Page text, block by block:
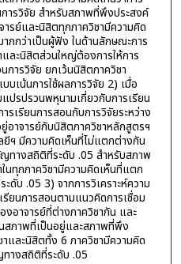
ารวิจัย สำหรับสภาพที่พึงประสงค์
รย์และนิสิตทุกภาควิชามีความคิด
กกว่าเป็นผู้ฟัง ในด้านลักษณะการ
และนิสิตส่วนใหญ่ต้องการให้การ
การวิจัย ยกเว้นนิสิตภาควิชา
บเน้นการใช้ผลการวิจัย 2) เมื่อ
แปรปรวนพหุนามเกี่ยวกับการเรียน
รเรียนการสอนกับการวิจัยระหว่าง
อาจารย์กับนิสิตภาควิชาหลักสูตรฯ
ยีฯ มีความคิดเห็นที่ไม่แตกต่างกัน
างสถิติที่ระดับ .05 สำหรับสภาพ
ทุกภาควิชามีความคิดเห็นที่แตก
บ .05 3) จากการวิเคราะห์ความ
ยนการสอนตามแนวคิดการเชื่อม
งอาจารย์ที่ต่างภาควิชากัน และ
สภาพที่เป็นอยู่และสภาพที่พึง
และนิสิตทั้ง 6 ภาควิชามีความคิด
างสถิติที่ระดับ .05